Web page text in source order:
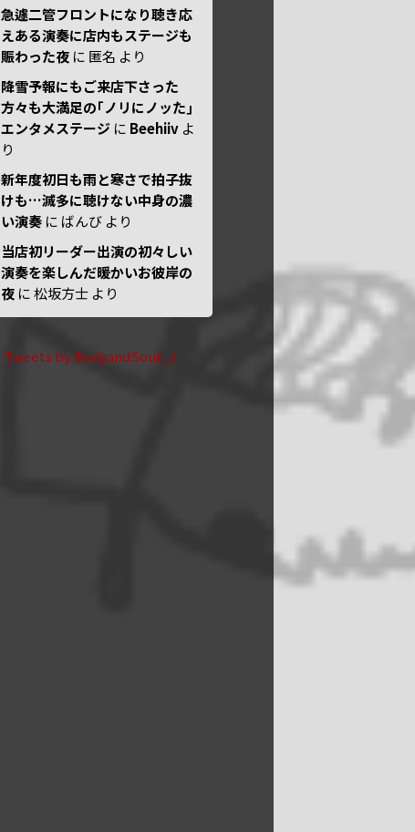
急遽二管フロントになり聴き応
えある演奏に店内もステージも
賑わった夜 に 匿名 より
降雪予報にもご来店下さった
方々も大満足の｢ノリにノッた｣
エンタメステージ に Beehiiv よ
り
新年度初日も雨と寒さで拍子抜
けも…滅多に聴けない中身の濃
い演奏 に ばんび より
当店初リーダー出演の初々しい
演奏を楽しんだ暖かいお彼岸の
夜 に松坂方士 より
Tweets by BodyandSoul_J